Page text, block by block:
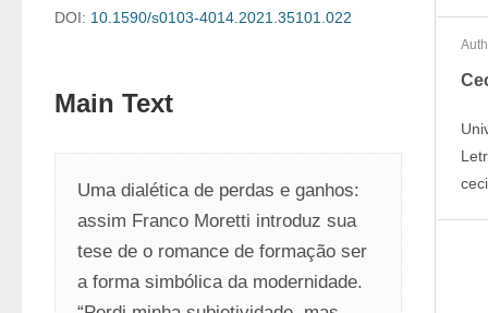
DOI: 10.1590/s0103-4014.2021.35101.022
Main Text
Uma dialética de perdas e ganhos:
assim Franco Moretti introduz sua
tese de o romance de formação ser
a forma simbólica da modernidade.